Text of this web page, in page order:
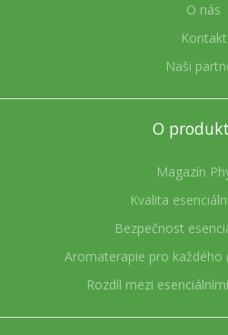
O nás
Kontakt
Naši
O
Magazín
Kvalita
Bezpečnost
Aromaterapie pro každého
Rozdíl mezi